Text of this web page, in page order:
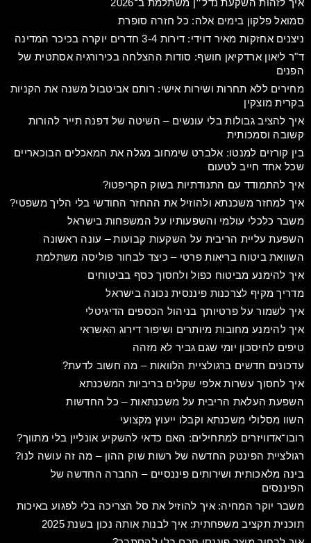
סמואל פלקון בימים אלה: כל חזרה סופרת
ניצנים אחזקות מאיר דוידי: דירות 3-4 חדרים יוקרה בכיכר המדינה
ד"ר ליאון ארדקיאן חושף: סודות ההצלחה בכירורגיה אסתטית של
הפנים
מחירים ללא תחרות ושירות אישי: רותם אביטבול משנה את הקניות
בקרית מוצקין​
איך להציב גבולות בלי עונשים – השיטה של דפנה תייר להורות
קשובה וסמכותית
בין קורזים למנטו: אלברט שימחוב מגלה את המאכלים הבוכאריים
שכל אחד חייב לטעום
איך להתמודד עם התנודתיות בשוק הקריפטו?
איך למחזר משכנתא ולהוזיל את ההחזר החודשי בלי הליך משפטי?
משבר כלכלי עולמי והשפעותיו על המשפחות בישראל
השפעת עליית הריבית על השקעות קבועות – עונה ראשונה
השוואת ביטוח בריאות פרטי – כיצד לבחור פוליסה משתלמת
איך להימנע מביטוח כפול ולחסוך כסף בביטוחים
מדריך מקיף לצרכנות פיננסית נכונה בישראל
איך לשמור על פרטיותך בניהול הכספים הדיגיטלי
איך להימנע מחובות מיותרים ושיפור דירוג האשראי
טיפים לחיסכון יומי שגם גביר לא מזהה
עדכונים חדשים ברגולציית הלוואות – מה חשוב לדעת?
איך לחסוך עשרות אלפי שקלים בריביות המשכנתא
השפעת העלאת הריבית על משכנתאות – כל החדשות
השוו מסלולי משכנתא וקבלו ייעוץ מקצועי
רובו־אדוויזרים למתחילים: האם כדאי להשקיע אונליין בלי מתווך?
רגולציית הפינטק החדשה של רשות שוק ההון – מה זה עושה לנו?
בינה מלאכותית ושירותים פיננסיים – החברה החדשה של
הפיננסים
משבר יוקר המחיה: איך להוזיל את סל הצריכה בלי לפגוע באיכות
תוכנית תקציב משפחתית: איך לבנות אותה נכון בשנת 2025